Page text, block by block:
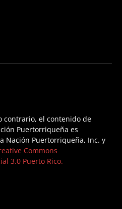
contrario, el contenido de
Puertorriqueña es
Nación Puertorriqueña, Inc. y
Commons
3.0 Puerto Rico.